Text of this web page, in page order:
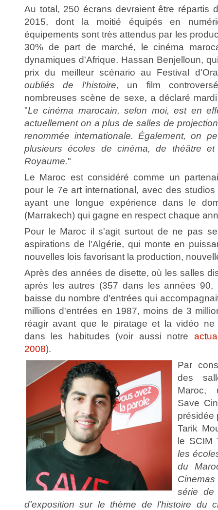
Au total, 250 écrans devraient être répartis
2015, dont la moitié équipés en
équipements sont très attendus par les
30% de part de marché, le cinéma
dynamiques d'Afrique. Hassan Benjelloun,
prix du meilleur scénario au Festival
oubliés de l'histoire, un film
nombreuses scène de sexe, a déclaré
"Le cinéma marocain, selon moi, est en
actuellement on a plus de salles de
renommée internationale. Également, on
plusieurs écoles de cinéma, de théâtre
Royaume."
Le Maroc est considéré comme un
pour le 7e art international, avec des
ayant une longue expérience dans le
(Marrakech) qui gagne en respect chaque
Pour le Maroc il s'agit surtout de ne pas
aspirations de l'Algérie, qui monte en
nouvelles lois favorisant la production,
Après des années de disette, où les salles
après les autres (357 dans les années
baisse du nombre d'entrées qui
millions d'entrées en 1987, moins de 3
réagir avant que le piratage et la vidéo ne
dans les habitudes (voir aussi notre
2008).
Par
des
Maroc,
Save
présidée
Tarik
le SCIM
les
du
série de
d'exposition sur le thème de l'histoire du